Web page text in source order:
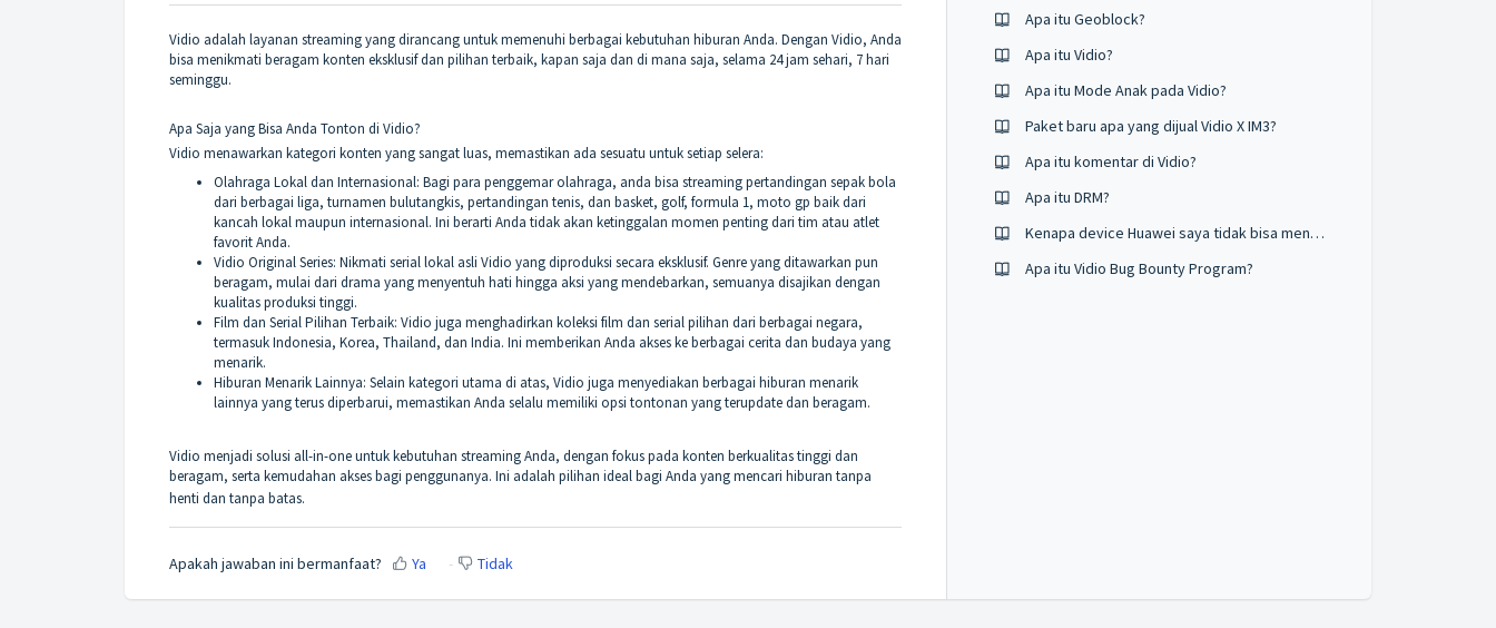
Vidio adalah layanan streaming yang dirancang untuk memenuhi berbagai kebutuhan hiburan Anda. Dengan Vidio, Anda
bisa menikmati beragam konten eksklusif dan pilihan terbaik, kapan saja dan di mana saja, selama 24 jam sehari, 7 hari
seminggu.
Apa Saja yang Bisa Anda Tonton di Vidio?
Vidio menawarkan kategori konten yang sangat luas, memastikan ada sesuatu untuk setiap selera:
Olahraga Lokal dan Internasional: Bagi para penggemar olahraga, anda bisa streaming pertandingan sepak bola
dari berbagai liga, turnamen bulutangkis, pertandingan tenis, dan basket, golf, formula 1, moto gp baik dari
kancah lokal maupun internasional. Ini berarti Anda tidak akan ketinggalan momen penting dari tim atau atlet
favorit Anda.
Vidio Original Series: Nikmati serial lokal asli Vidio yang diproduksi secara eksklusif. Genre yang ditawarkan pun
beragam, mulai dari drama yang menyentuh hati hingga aksi yang mendebarkan, semuanya disajikan dengan
kualitas produksi tinggi.
Film dan Serial Pilihan Terbaik: Vidio juga menghadirkan koleksi film dan serial pilihan dari berbagai negara,
termasuk Indonesia, Korea, Thailand, dan India. Ini memberikan Anda akses ke berbagai cerita dan budaya yang
menarik.
Hiburan Menarik Lainnya: Selain kategori utama di atas, Vidio juga menyediakan berbagai hiburan menarik
lainnya yang terus diperbarui, memastikan Anda selalu memiliki opsi tontonan yang terupdate dan beragam.
Vidio menjadi solusi all-in-one untuk kebutuhan streaming Anda, dengan fokus pada konten berkualitas tinggi dan
beragam, serta kemudahan akses bagi penggunanya. Ini adalah pilihan ideal bagi Anda yang mencari hiburan tanpa
henti dan tanpa batas.
Apakah jawaban ini bermanfaat? Ya Tidak
Apa itu Geoblock?
Apa itu Vidio?
Apa itu Mode Anak pada Vidio?
Paket baru apa yang dijual Vidio X IM3?
Apa itu komentar di Vidio?
Apa itu DRM?
Kenapa device Huawei saya tidak bisa menonton Vidio dalam mode fullscreen?
Apa itu Vidio Bug Bounty Program?